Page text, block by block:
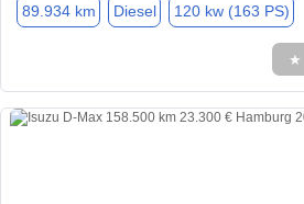
89.934 km Diesel 120 kw (163 PS)
★